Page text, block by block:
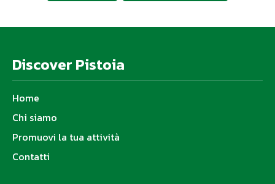
Discover Pistoia
Home
Chi siamo
Promuovi la tua attività
Contatti